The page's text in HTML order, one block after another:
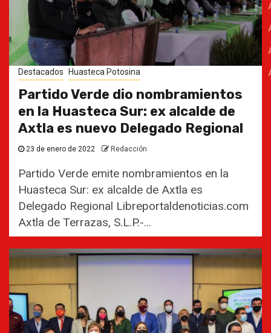
Destacados Huasteca Potosina
Partido Verde dio nombramientos
en la Huasteca Sur: ex alcalde de
Axtla es nuevo Delegado Regional
23 de enero de 2022 Redacción
Partido Verde emite nombramientos en la
Huasteca Sur: ex alcalde de Axtla es
Delegado Regional Libreportaldenoticias.com
Axtla de Terrazas, S.L.P.-...